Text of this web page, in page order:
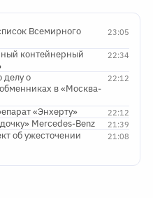
23:05
Всемирного
22:34
контейнерный
22:12
делу о
в «Москва-
22:12
«Энхерту»
21:39
Mercedes-Benz
21:08
об ужесточении